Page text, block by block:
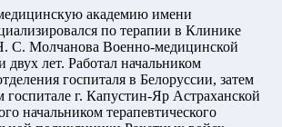
академию имени
по терапии в Клинике
С. Молчанова Военно-медицинской
двух лет. Работал начальником
госпиталя в Белоруссии, затем
г. Капустин-Яр Астраханской
начальником терапевтического